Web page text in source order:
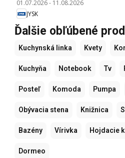
01.07.2026- 11.08.2026
JYSK
Ďalšie obľúbené
Kuchynská linka Kvety
Kuchyňa Notebook Tv
Posteľ Komoda Pumpa
Obývacia stena Knižnica
Bazény Vírivka Hojdacie
Dormeo